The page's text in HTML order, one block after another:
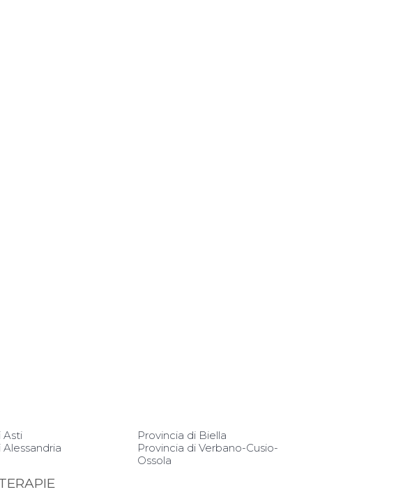
Asti
Provincia di Biella
Provincia di Verbano-Cusio-
Ossola